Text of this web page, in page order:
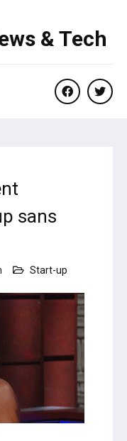
& Tech
facebook
sans
Start-up